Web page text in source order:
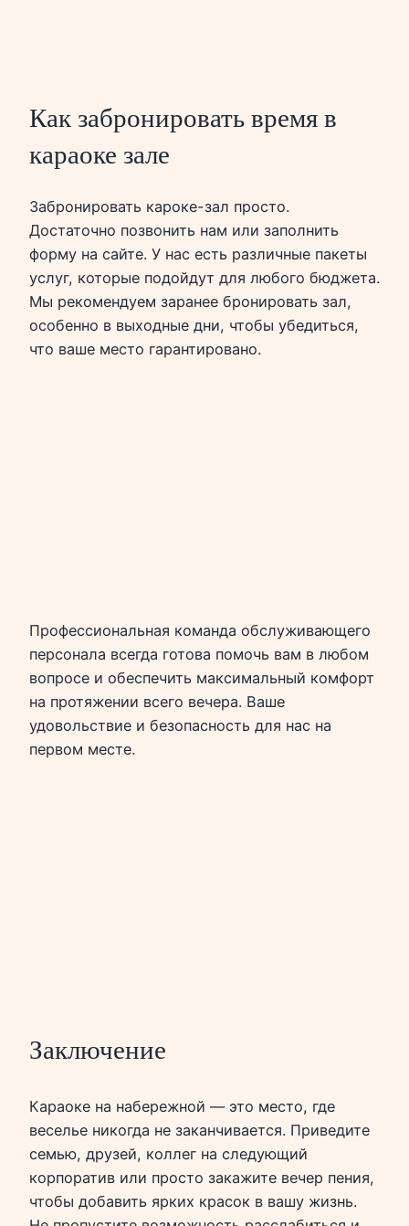
Как забронировать время в
караоке зале
Забронировать кароке-зал просто.
Достаточно позвонить нам или заполнить
форму на сайте. У нас есть различные пакеты
услуг, которые подойдут для любого бюджета.
Мы рекомендуем заранее бронировать зал,
особенно в выходные дни, чтобы убедиться,
что ваше место гарантировано.
Профессиональная команда обслуживающего
персонала всегда готова помочь вам в любом
вопросе и обеспечить максимальный комфорт
на протяжении всего вечера. Ваше
удовольствие и безопасность для нас на
первом месте.
Заключение
Караоке на набережной — это место, где
веселье никогда не заканчивается. Приведите
семью, друзей, коллег на следующий
корпоратив или просто закажите вечер пения,
чтобы добавить ярких красок в вашу жизнь.